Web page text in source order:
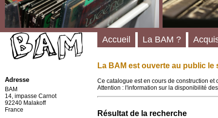
La BAM est ouverte au public le
Ce catalogue est en cours de construction
Attention : l'information sur la disponibilité
Résultat de la recherche
Accueil La BAM ?
Adresse
BAM
14, impasse Carnot
92240 Malakoff
France